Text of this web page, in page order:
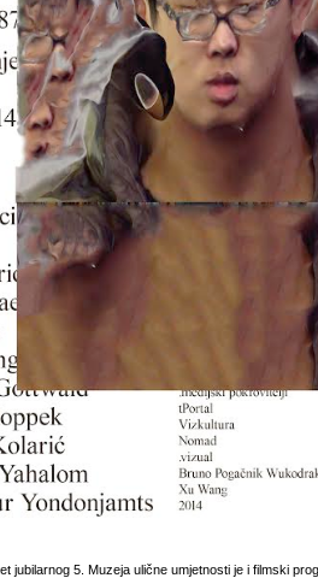
jubilarnog 5. Muzeja ulične umjetnosti je i filmski